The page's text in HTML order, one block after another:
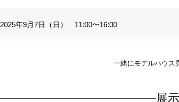
2025年9月7日（日） 11:00〜16:00
一緒にモデルハウス
展